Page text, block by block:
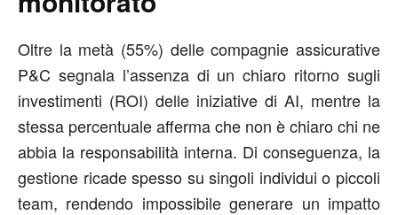
Oltre la metà (55%) delle compagnie assicurative
P&C segnala l’assenza di un chiaro ritorno sugli
investimenti (ROI) delle iniziative di AI, mentre la
stessa percentuale afferma che non è chiaro chi ne
abbia la responsabilità interna. Di conseguenza, la
gestione ricade spesso su singoli individui o piccoli
team, rendendo impossibile generare un impatto